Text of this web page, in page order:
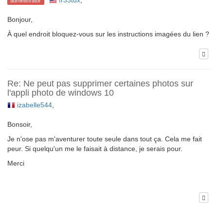
Bonjour,
À quel endroit bloquez-vous sur les instructions imagées du lien ?
Re: Ne peut pas supprimer certaines photos sur
l'appli photo de windows 10
izabelle544
Bonsoir,
Je n'ose pas m'aventurer toute seule dans tout ça. Cela me fait
peur. Si quelqu'un me le faisait à distance, je serais pour.
Merci